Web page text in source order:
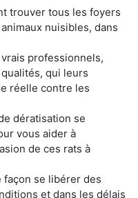
trouver tous les foyers
nuisibles, dans
professionnels,
qui leurs
réelle contre les
dératisation se
vous aider à
de ces rats à
façon se libérer des
et dans les délais